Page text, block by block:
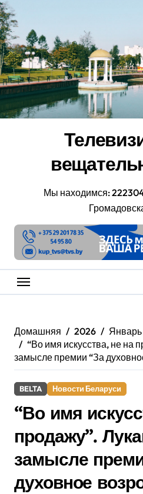
Перейти
к
содержанию
Мы находимся:
Домашняя 2026 Январь
“Во имя искусства, не на
замысле премии “За
BELTA Новости Беларуси
“Во имя
продажу”.
замысле
духовное